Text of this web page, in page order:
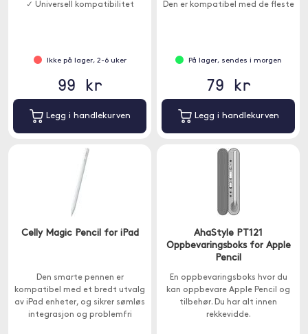
✓ Universell kompatibilitet
Ikke på lager, 2-6 uker
99 kr
Legg i handlekurven
Den er kompatibel med de fleste
På lager, sendes i morgen
79 kr
Legg i handlekurven
Celly Magic Pencil for iPad
Den smarte pennen er
kompatibel med et bredt utvalg
av iPad enheter, og sikrer sømløs
integrasjon og problemfri
AhaStyle PT121
Oppbevaringsboks for Apple
Pencil
En oppbevaringsboks hvor du
kan oppbevare Apple Pencil og
tilbehør. Du har alt innen
rekkevidde.